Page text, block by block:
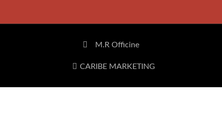
M.R Officine
CARIBE MARKETING